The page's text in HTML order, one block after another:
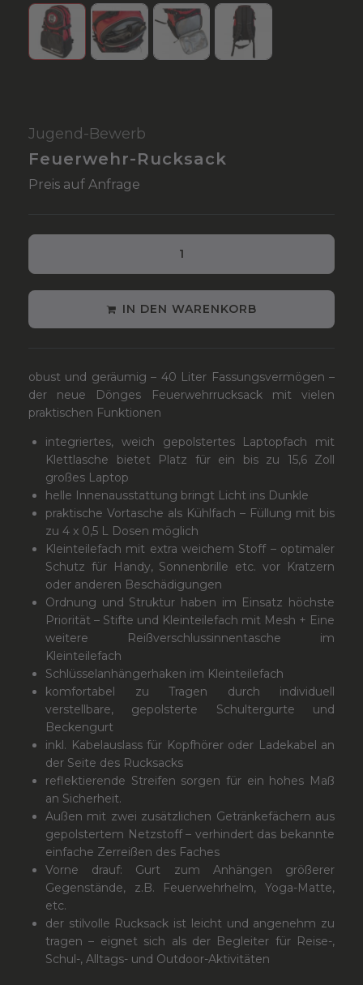
Jugend-Bewerb
Feuerwehr-Rucksack
Preis auf Anfrage
IN DEN WARENKORB
obust und geräumig – 40 Liter Fassungsvermögen –
der neue Dönges Feuerwehrrucksack mit vielen
praktischen Funktionen
integriertes, weich gepolstertes Laptopfach mit
Klettlasche bietet Platz für ein bis zu 15,6 Zoll
großes Laptop
helle Innenausstattung bringt Licht ins Dunkle
praktische Vortasche als Kühlfach – Füllung mit bis
zu 4 x 0,5 L Dosen möglich
Kleinteilefach mit extra weichem Stoff – optimaler
Schutz für Handy, Sonnenbrille etc. vor Kratzern
oder anderen Beschädigungen
Ordnung und Struktur haben im Einsatz höchste
Priorität – Stifte und Kleinteilefach mit Mesh + Eine
weitere Reißverschlussinnentasche im
Kleinteilefach
Schlüsselanhängerhaken im Kleinteilefach
komfortabel zu Tragen durch individuell
verstellbare, gepolsterte Schultergurte und
Beckengurt
inkl. Kabelauslass für Kopfhörer oder Ladekabel an
der Seite des Rucksacks
reflektierende Streifen sorgen für ein hohes Maß
an Sicherheit.
Außen mit zwei zusätzlichen Getränkefächern aus
gepolstertem Netzstoff – verhindert das bekannte
einfache Zerreißen des Faches
Vorne drauf: Gurt zum Anhängen größerer
Gegenstände, z.B. Feuerwehrhelm, Yoga-Matte,
etc.
der stilvolle Rucksack ist leicht und angenehm zu
tragen – eignet sich als der Begleiter für Reise-,
Schul-, Alltags- und Outdoor-Aktivitäten